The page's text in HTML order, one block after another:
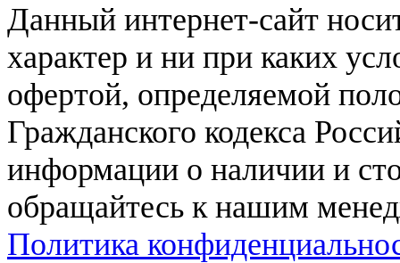
Данный интернет-сайт
характер и ни при каких
офертой, определяемой
Гражданского кодекса
информации о наличии и
обращайтесь к нашим
Политика